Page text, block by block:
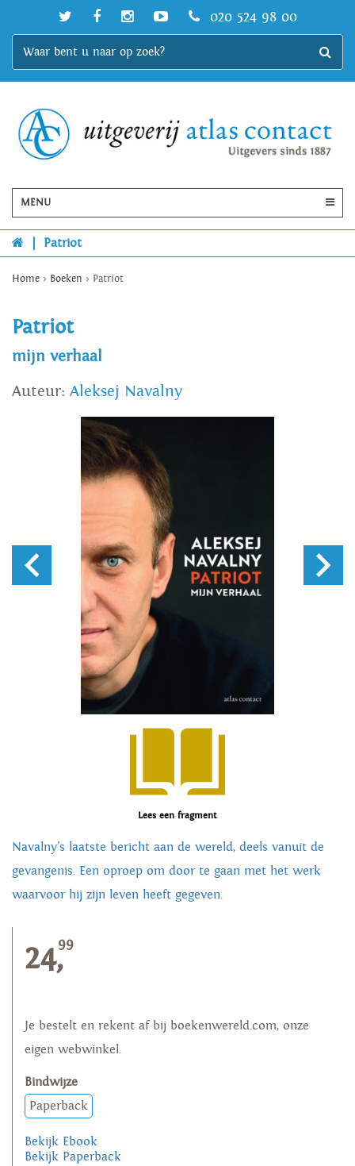
020 524 98 00
MENU
Patriot
Home > Boeken > Patriot
Patriot
mijn verhaal
Auteur: Aleksej Navalny
Lees een fragment
Navalny’s laatste bericht aan de wereld, deels vanuit de
gevangenis. Een oproep om door te gaan met het werk
waarvoor hij zijn leven heeft gegeven.
24,99
Je bestelt en rekent af bij boekenwereld.com, onze
eigen webwinkel.
Bindwijze
Paperback
Bekijk Ebook
Bekijk Paperback